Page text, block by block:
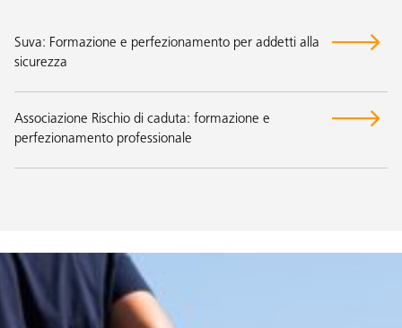
Suva: Formazione e perfezionamento per addetti alla
sicurezza
Associazione Rischio di caduta: formazione e
perfezionamento professionale